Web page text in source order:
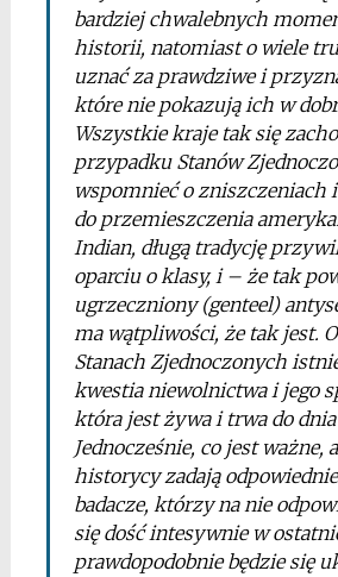
bardziej chwalebnych
historii, natomiast o wiele
uznać za prawdziwe i
które nie pokazują ich w
Wszystkie kraje tak się
przypadku Stanów
wspomnieć o zniszczeniach
do przemieszczenia
Indian, długą tradycję
oparciu o klasy, i – że tak
ugrzeczniony (genteel)
ma wątpliwości, że tak jest.
Stanach Zjednoczonych
kwestia niewolnictwa i jego
która jest żywa i trwa do
Jednocześnie, co jest ważne,
historycy zadają
badacze, którzy na nie
się dość intesywnie w
prawdopodobnie będzie się